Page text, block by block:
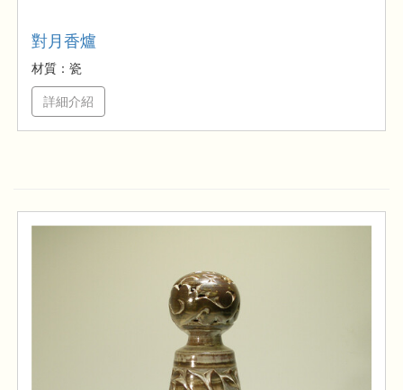
對月香爐
材質：瓷
詳細介紹